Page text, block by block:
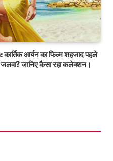
आर्यन का फिल्म शहजाद पहले
जलवा? जानिए कैसा रहा कलेक्शन।